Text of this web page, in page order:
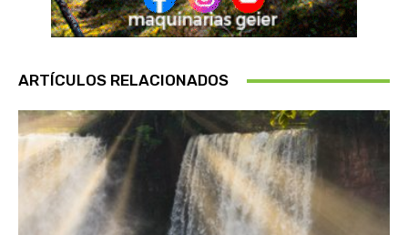
ARTÍCULOS RELACIONADOS